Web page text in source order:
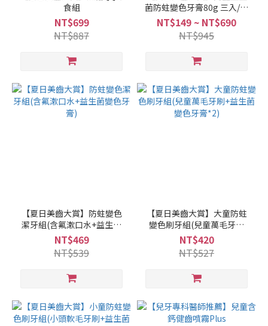
食組
NT$699
NT$887
菌防蛀變色牙膏80g 三入/五
入組
NT$149 ~ NT$690
NT$945
【夏日美齒大賞】防蛀變色
潔牙組(含氟漱口水+益生菌
變色牙膏)
NT$469
NT$539
【夏日美齒大賞】大童防蛀
變色刷牙組(兒童萬毛牙刷
+益生菌變色牙膏*2)
NT$420
NT$527